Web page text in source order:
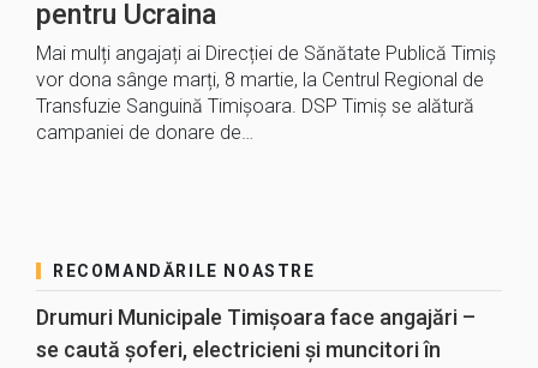
pentru Ucraina
Mai mulți angajați ai Direcției de Sănătate Publică Timiș
vor dona sânge marți, 8 martie, la Centrul Regional de
Transfuzie Sanguină Timișoara. DSP Timiș se alătură
campaniei de donare de…
RECOMANDĂRILE NOASTRE
Drumuri Municipale Timișoara face angajări –
se caută șoferi, electricieni și muncitori în